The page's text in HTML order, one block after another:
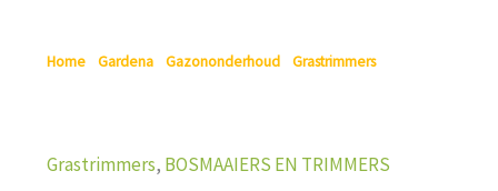
Home Gardena Gazononderhoud Grastrimmers/ GARDENA
Grastrimmers, BOSMAAIERS EN TRIMMERS